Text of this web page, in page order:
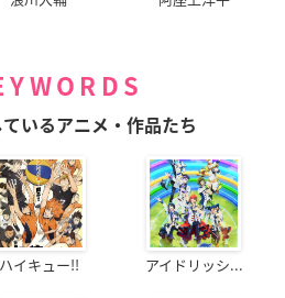
いるアニメ・作品たち
ハイキュー!! アイドリッシ...